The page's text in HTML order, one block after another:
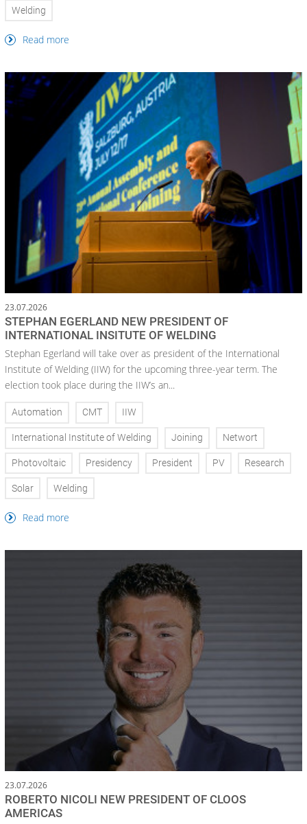
Welding
Read more
23.07.2026
STEPHAN EGERLAND NEW PRESIDENT OF
INTERNATIONAL INSITUTE OF WELDING
Stephan Egerland will take over as president of the International
Institute of Welding (IIW) for the upcoming three-year term. The
election took place during the IIW’s an...
Automation CMT IIW
International Institute of Welding Joining Networt
Photovoltaic Presidency President PV Research
Solar Welding
Read more
23.07.2026
ROBERTO NICOLI NEW PRESIDENT OF CLOOS
AMERICAS